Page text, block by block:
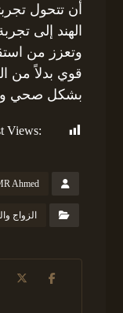
أن تتحول
الهند إلى
وتعزز من
قوي بدلاً من
بشكل صحي
Views:
Ahmed
الزواج